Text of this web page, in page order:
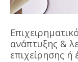
ανάπτυξης &
επιχείρησης